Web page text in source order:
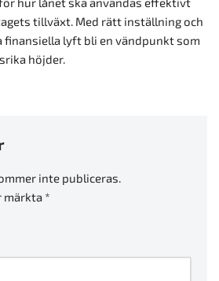
tillväxt. Med rätt inställning och
finansiella lyft bli en vändpunkt som
höjder.
inte publiceras.
märkta *